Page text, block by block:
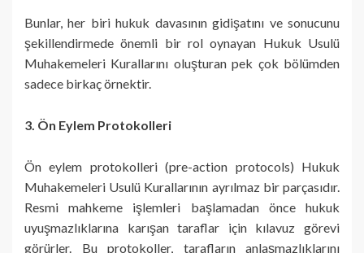
Bunlar, her biri hukuk davasının gidişatını ve sonucunu
şekillendirmede önemli bir rol oynayan Hukuk Usulü
Muhakemeleri Kurallarını oluşturan pek çok bölümden
sadece birkaç örnektir.
3. Ön Eylem Protokolleri
Ön eylem protokolleri (pre-action protocols) Hukuk
Muhakemeleri Usulü Kurallarının ayrılmaz bir parçasıdır.
Resmi mahkeme işlemleri başlamadan önce hukuk
uyuşmazlıklarına karışan taraflar için kılavuz görevi
görürler. Bu protokoller, tarafların anlaşmazlıklarını